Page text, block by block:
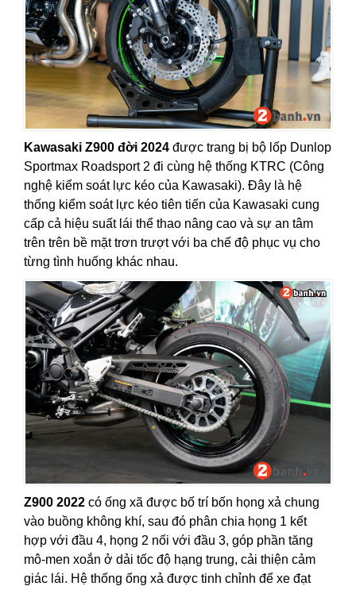
Kawasaki Z900 đời 2024 được trang bị bộ lốp Dunlop
Sportmax Roadsport 2 đi cùng hệ thống KTRC (Công
nghệ kiểm soát lực kéo của Kawasaki). Đây là hệ
thống kiểm soát lực kéo tiên tiến của Kawasaki cung
cấp cả hiệu suất lái thể thao nâng cao và sự an tâm
trên trên bề mặt trơn trượt với ba chế độ phục vụ cho
từng tình huống khác nhau.
Z900 2022 có ống xã được bố trí bốn họng xả chung
vào buồng không khí, sau đó phân chia họng 1 kết
hợp với đầu 4, họng 2 nối với đầu 3, góp phần tăng
mô-men xoắn ở dải tốc độ hạng trung, cải thiện cảm
giác lái. Hệ thống ống xả được tinh chỉnh để xe đạt